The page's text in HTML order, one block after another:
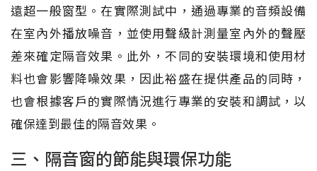
遠超一般窗型。在實際測試中，通過專業的音頻設備
在室內外播放噪音，並使用聲級計測量室內外的聲壓
差來確定隔音效果。此外，不同的安裝環境和使用材
料也會影響降噪效果，因此裕盛在提供產品的同時，
也會根據客戶的實際情況進行專業的安裝和調試，以
確保達到最佳的隔音效果。
三、隔音窗的節能與環保功能